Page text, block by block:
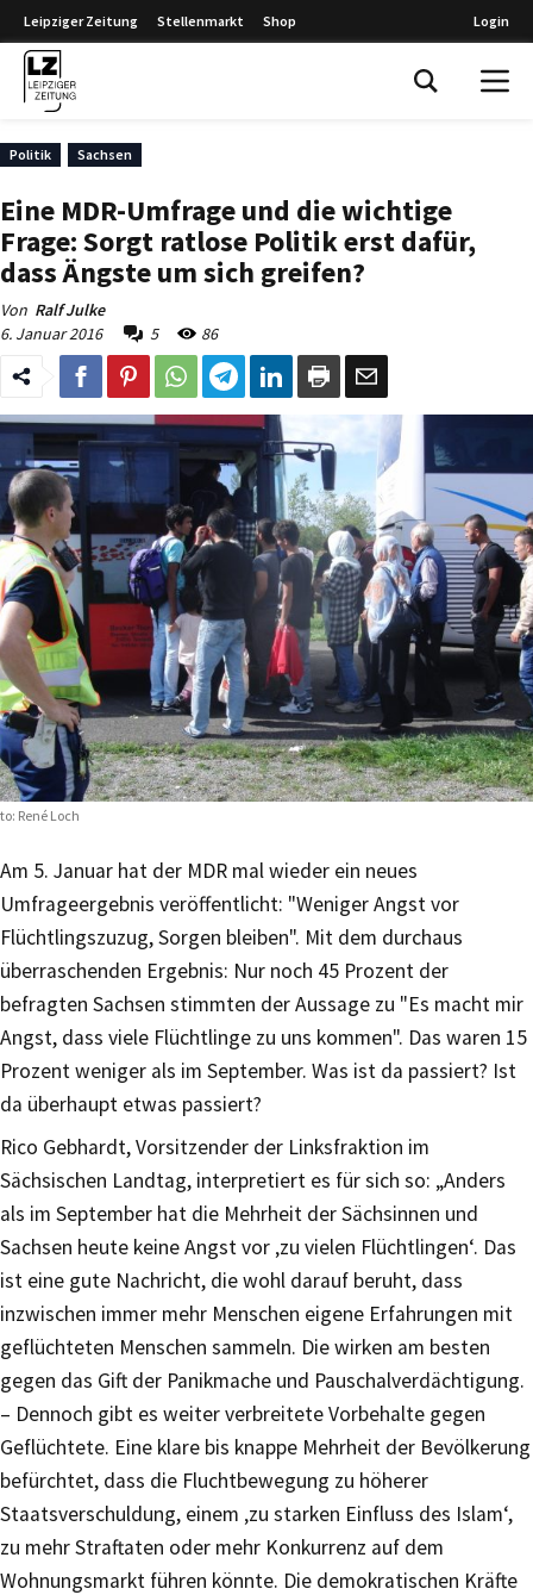
Leipziger Zeitung Stellenmarkt Shop Login
Politik Sachsen
Eine MDR-Umfrage und die wichtige
Frage: Sorgt ratlose Politik erst dafür,
dass Ängste um sich greifen?
Von Ralf Julke
6. Januar 2016
5 86
René Loch
Am 5. Januar hat der MDR mal wieder ein neues
Umfrageergebnis veröffentlicht: "Weniger Angst vor
Flüchtlingszuzug, Sorgen bleiben". Mit dem durchaus
überraschenden Ergebnis: Nur noch 45 Prozent der
befragten Sachsen stimmten der Aussage zu "Es macht mir
Angst, dass viele Flüchtlinge zu uns kommen". Das waren 15
Prozent weniger als im September. Was ist da passiert? Ist
da überhaupt etwas passiert?
Rico Gebhardt, Vorsitzender der Linksfraktion im
Sächsischen Landtag, interpretiert es für sich so: „Anders
als im September hat die Mehrheit der Sächsinnen und
Sachsen heute keine Angst vor ‚zu vielen Flüchtlingen‘. Das
ist eine gute Nachricht, die wohl darauf beruht, dass
inzwischen immer mehr Menschen eigene Erfahrungen mit
geflüchteten Menschen sammeln. Die wirken am besten
gegen das Gift der Panikmache und Pauschalverdächtigung.
– Dennoch gibt es weiter verbreitete Vorbehalte gegen
Geflüchtete. Eine klare bis knappe Mehrheit der Bevölkerung
befürchtet, dass die Fluchtbewegung zu höherer
Staatsverschuldung, einem ‚zu starken Einfluss des Islam‘,
zu mehr Straftaten oder mehr Konkurrenz auf dem
Wohnungsmarkt führen könnte. Die demokratischen Kräfte